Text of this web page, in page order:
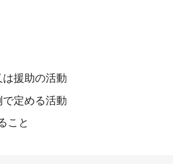
援助の活動
定める活動
こと